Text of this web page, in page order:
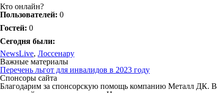
Кто онлайн?
Пользователей: 0
Гостей: 0
Сегодня были:
NewsLive, Лоссенару
Важные материалы
Перечень льгот для инвалидов в 2023 году
Спонсоры сайта
Благодарим за спонсорскую помощь компанию Металл ДК. В